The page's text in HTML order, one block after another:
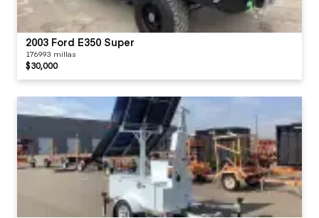
2003 Ford E350 Super
176993 millas
$30,000